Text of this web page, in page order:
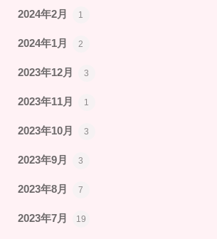
2024年2月 1
2024年1月 2
2023年12月 3
2023年11月 1
2023年10月 3
2023年9月 3
2023年8月 7
2023年7月 19